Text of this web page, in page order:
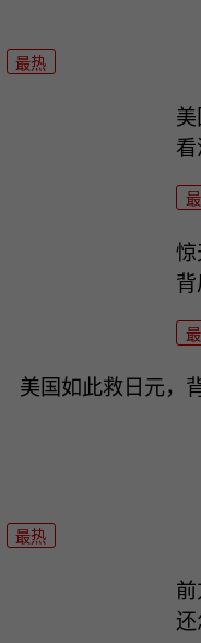
最热
惊
美国如此救日元，
最热
前
还